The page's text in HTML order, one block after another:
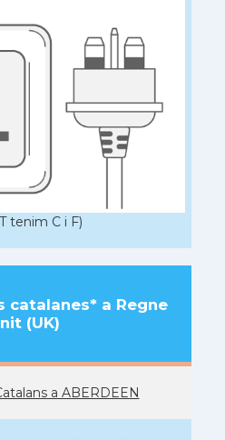
tenim C i F)
catalanes* a Regne
(UK)
a ABERDEEN